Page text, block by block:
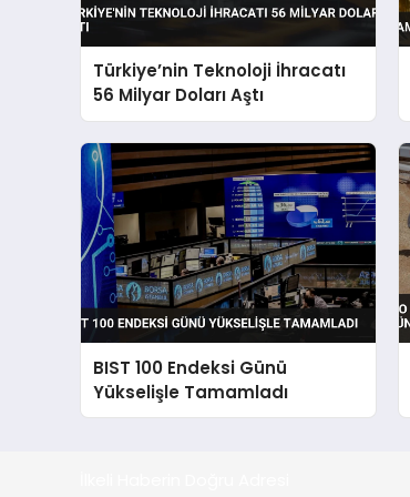
Türkiye’nin Teknoloji İhracatı
56 Milyar Doları Aştı
BIST 100 Endeksi Günü
Yükselişle Tamamladı